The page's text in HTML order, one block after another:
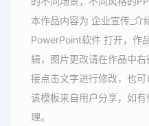
本作品内容为 企业宣传_
PowerPoint软件 打开，作
辑，图片更改请在作品中
接点击文字进行修改，也可
该模板来自用户分享，如
理。